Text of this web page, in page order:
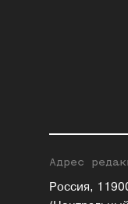
Адрес
Россия,